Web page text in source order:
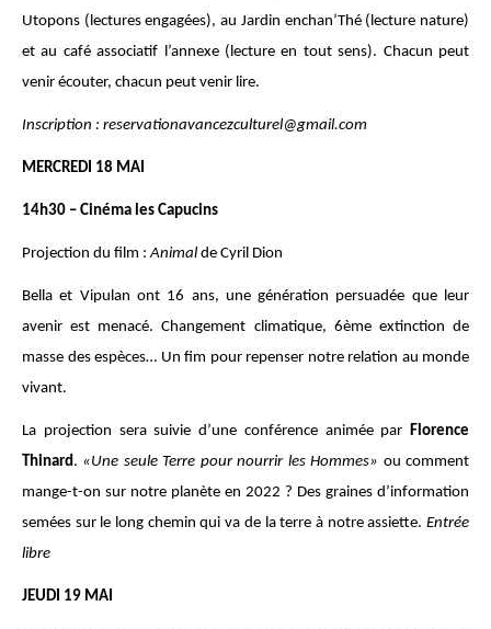
Utopons (lectures engagées), au Jardin enchan’Thé (lecture nature)
et au café associatif l’annexe (lecture en tout sens). Chacun peut
venir écouter, chacun peut venir lire.
Inscription : reservationavancezculturel@gmail.com
MERCREDI 18 MAI
14h30 – Cinéma les Capucins
Projection du film :Animalde Cyril Dion
Bella et Vipulan ont 16 ans, une génération persuadée que leur
avenir est menacé. Changement climatique, 6ème extinction de
masse des espèces… Un fim pour repenser notre relation au monde
vivant.
La projection sera suivie d’une conférence animée par Florence
Thinard . «Une seule Terre pour nourrir les Hommes» ou comment
mange-t-on sur notre planète en 2022 ? Des graines d’information
semées sur le long chemin qui va de la terre à notre assiette. Entrée
libre
JEUDI 19 MAI